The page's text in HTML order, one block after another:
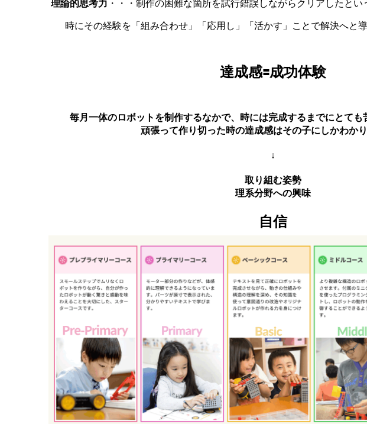
理論的思考力 ・・・制作の困難な箇所を試行錯誤しながらクリアしたと
時にその経験を「組み合わせ」「応用し」「活かす」ことで解決へと
達成感🟰成功体験
毎月一体のロボットを制作するなかで、時には完成するまでにとても
頑張って作り切った時の達成感はその子にしかわかり
↓
取り組む姿勢
理系分野への興味
自信